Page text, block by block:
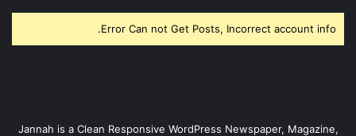
Error Can not Get Posts, Incorrect account info.
Jannah is a Clean Responsive WordPress Newspaper, Magazine,